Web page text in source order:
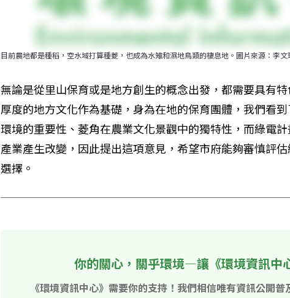
目前農地都是種稻，空水域打算種菱，也成為水雉和濕地鳥類的棲息地。圖片來源：李文
無論是從里山保育或是地方創生的概念出發，都需要具有
厚度的地方文化作為基礎，身為在地的保育團體，我們看
環境的重要性、菱角在農業文化景觀中的獨特性，而綠電
產業產生改變，因此提出這項意見，希望市府能夠審慎評
選擇。
你的關心，關乎環境—讓《環境資訊中
《環境資訊中心》需要你的支持！我們相信唯有資訊公開